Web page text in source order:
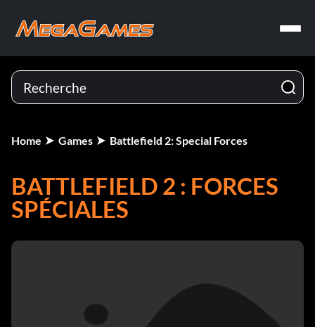
Home Games Battlefield 2: Special Forces
BATTLEFIELD 2 : FORCES
SPÉCIALES